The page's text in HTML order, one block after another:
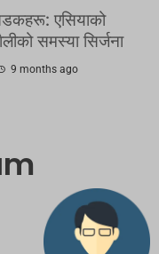
एसियाको
समस्या सिर्जना
9 months ago